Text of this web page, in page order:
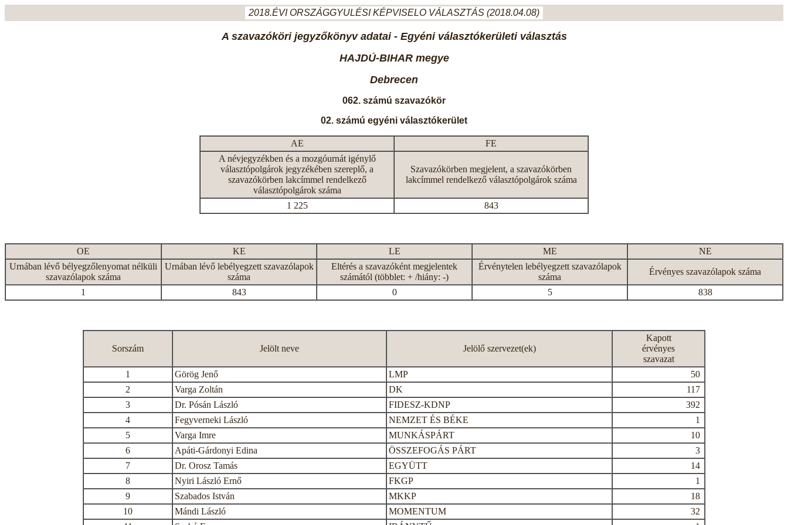
2018.ÉVI ORSZÁGGYULÉSI KÉPVISELO VÁLASZTÁS (2018.04.08)
A szavazóköri jegyzőkönyv adatai - Egyéni választókerületi választás
HAJDÚ-BIHAR megye
Debrecen
062. számú szavazókör
02. számú egyéni választókerület
AE
FE
A névjegyzékben és a mozgóurnát igénylő
választópolgárok jegyzékében szereplő, a
szavazókörben lakcímmel rendelkező
választópolgárok száma
Szavazókörben megjelent, a szavazókörben
lakcímmel rendelkező választópolgárok száma
1 225 843
OE KE LE ME
NE
Urnában lévő bélyegzőlenyomat nélküli
szavazólapok száma
Urnában lévő lebélyegzett szavazólapok
száma
Eltérés a szavazóként megjelentek
számától (többlet: + /hiány: -)
Érvénytelen lebélyegzett szavazólapok
száma
Érvényes szavazólapok száma
1 843 0 5 838
Sorszám Jelölt neve Jelölő szervezet(ek)
Kapott
érvényes
szavazat
1
Görög Jenő LMP
50
2
Varga Zoltán DK
117
3
Dr. Pósán László FIDESZ-KDNP
392
4
Fegyverneki László NEMZET ÉS BÉKE
1
5
Varga Imre MUNKÁSPÁRT
10
6
Apáti-Gárdonyi Edina ÖSSZEFOGÁS PÁRT
3
7
Dr. Orosz Tamás EGYÜTT
14
8
Nyiri László Ernő FKGP
1
9
Szabados István MKKP
18
10
Mándi László MOMENTUM
32